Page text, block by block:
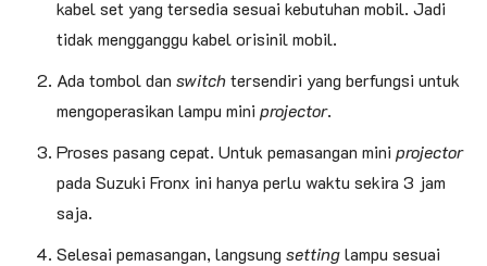
kabel set yang tersedia sesuai kebutuhan mobil. Jadi
tidak mengganggu kabel orisinil mobil.
Ada tombol dan switchtersendiri yang berfungsi untuk
mengoperasikan lampu mini projector.
Proses pasang cepat. Untuk pemasangan mini projector
pada Suzuki Fronx ini hanya perlu waktu sekira 3 jam
saja.
Selesai pemasangan, langsung settinglampu sesuai